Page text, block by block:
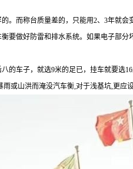
。而称台质量差的，只能用2、3年就会
要做好防雷和排水系统。如果电子部
的车子，就选9米的足已，挂车就要选
或山洪而淹没汽车衡,对于浅基坑,更